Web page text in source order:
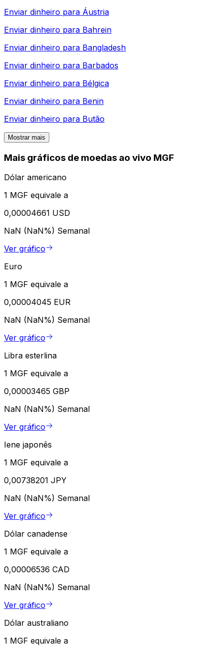
Enviar dinheiro para Áustria
Enviar dinheiro para Bahrein
Enviar dinheiro para Bangladesh
Enviar dinheiro para Barbados
Enviar dinheiro para Bélgica
Enviar dinheiro para Benin
Enviar dinheiro para Butão
Mostrar mais
Mais gráficos de moedas ao vivo MGF
Dólar americano
1 MGF equivale a
0,00004661 USD
NaN (NaN%) Semanal
Ver gráfico
Euro
1 MGF equivale a
0,00004045 EUR
NaN (NaN%) Semanal
Ver gráfico
Libra esterlina
1 MGF equivale a
0,00003465 GBP
NaN (NaN%) Semanal
Ver gráfico
Iene japonês
1 MGF equivale a
0,00738201 JPY
NaN (NaN%) Semanal
Ver gráfico
Dólar canadense
1 MGF equivale a
0,00006536 CAD
NaN (NaN%) Semanal
Ver gráfico
Dólar australiano
1 MGF equivale a